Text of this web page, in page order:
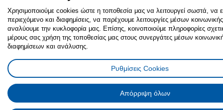
Χρησιμοποιούμε cookies ώστε η τοποθεσία μας να λειτουργεί σωστά, να
περιεχόμενο και διαφημίσεις, να παρέχουμε λειτουργίες μέσων
αναλύουμε την κυκλοφορία μας. Επίσης, κοινοποιούμε πληροφορίες
μέρους σας χρήση της τοποθεσίας μας στους συνεργάτες μέσων
διαφημίσεων και ανάλυσης.
Ρυθμίσεις Cookies
Απόρριψη όλων